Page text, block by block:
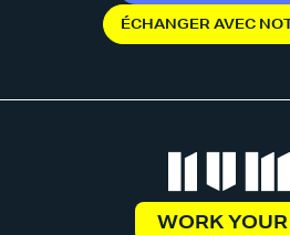
ÉCHANGERAVEC NO
WORK